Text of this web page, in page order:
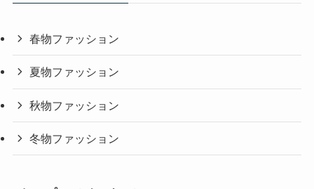
春物ファッション
夏物ファッション
秋物ファッション
冬物ファッション